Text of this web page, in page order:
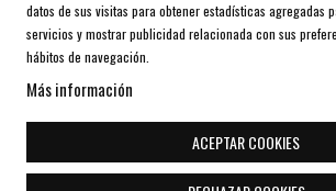
AVISO LEGAL Y POLÍTICA DE
DECLARACIÓN DE
CONTACTO
datos de sus visitas para obtener estadísticas agregadas
servicios y mostrar publicidad relacionada con sus
hábitos de navegación.
Más información
ACEPTAR COOKIES